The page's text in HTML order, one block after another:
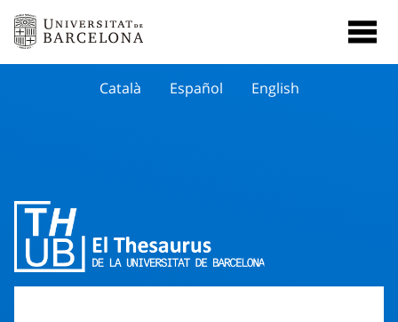
Català Español English